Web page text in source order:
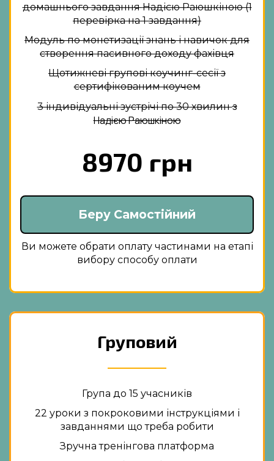
домашнього завданняНадією Раюшкіною (1
перевірка на 1 завдання)
Модуль по монетизації знань і навичок для
створення пасивного доходу фахівця
Щотижневі групові коучинг-сесії з
сертифікованим коучем
3 індивідуальні зустрічі по 30 хвилинз
Надією Раюшкіною
8970 грн
Беру Самостійний
Ви можете обрати оплату частинами на етапі
вибору способу оплати
Груповий
Група до 15 учасників
22 уроки з покроковими інструкціями і
завданнями що треба робити
Зручна тренінгова платформа